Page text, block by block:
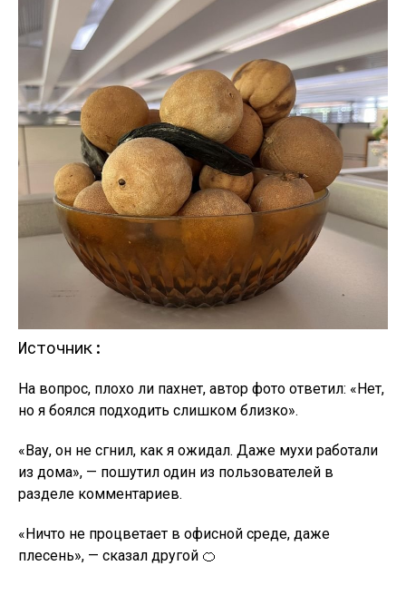
Источник:
На вопрос, плохо ли пахнет, автор фото ответил: «Нет,
но я боялся подходить слишком близко».
«Вау, он не сгнил, как я ожидал. Даже мухи работали
из дома», — пошутил один из пользователей в
разделе комментариев.
«Ничто не процветает в офисной среде, даже
плесень», — сказал другой 🍊